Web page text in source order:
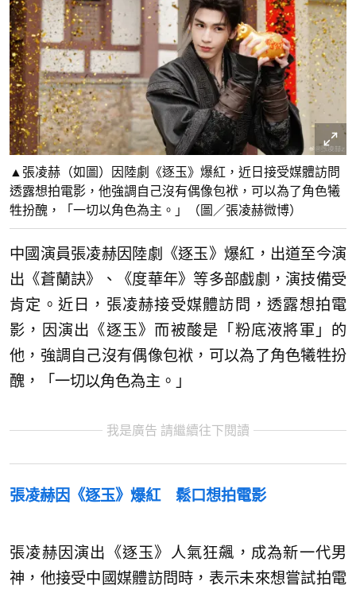
▲張凌赫（如圖）因陸劇《逐玉》爆紅，近日接受媒體訪問
透露想拍電影，他強調自己沒有偶像包袱，可以為了角色犧
牲扮醜，「一切以角色為主。」（圖／張凌赫微博）
中國演員張凌赫因陸劇《逐玉》爆紅，出道至今演
出《蒼蘭訣》、《度華年》等多部戲劇，演技備受
肯定。近日，張凌赫接受媒體訪問，透露想拍電
影，因演出《逐玉》而被酸是「粉底液將軍」的
他，強調自己沒有偶像包袱，可以為了角色犧牲扮
醜，「一切以角色為主。」
我是廣告 請繼續往下閱讀
張凌赫因《逐玉》爆紅 鬆口想拍電影
張凌赫因演出《逐玉》人氣狂飆，成為新一代男
神，他接受中國媒體訪問時，表示未來想嘗試拍電